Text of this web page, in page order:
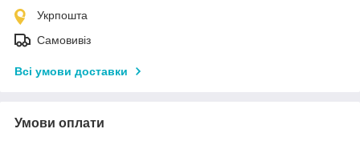
Укрпошта
Самовивіз
Всі умови доставки
Умови оплати